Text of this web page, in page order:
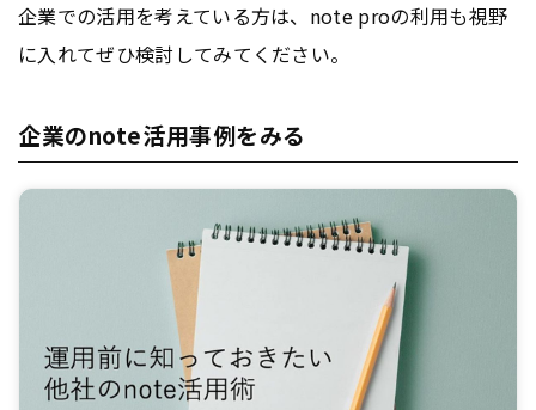
企業での活用を考えている方は、note proの利用も視野
に入れてぜひ検討してみてください。
企業のnote活用事例をみる